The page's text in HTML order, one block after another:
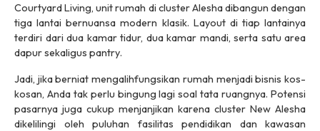
Courtyard Living, unit rumah di clusterAlesha dibangun dengan
tiga lantai bernuansa modern klasik. Layout di tiap lantainya
terdiri dari dua kamar tidur, dua kamar mandi, serta satu area
dapur sekaligus pantry.
Jadi, jika berniat mengalihfungsikan rumah menjadi bisnis kos-
kosan, Anda tak perlu bingung lagi soal tata ruangnya. Potensi
pasarnya juga cukup menjanjikan karena cluster New Alesha
dikelilingi oleh puluhan fasilitas pendidikan dan kawasan